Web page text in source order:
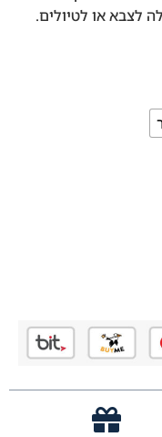
לצבא או לטיולים.